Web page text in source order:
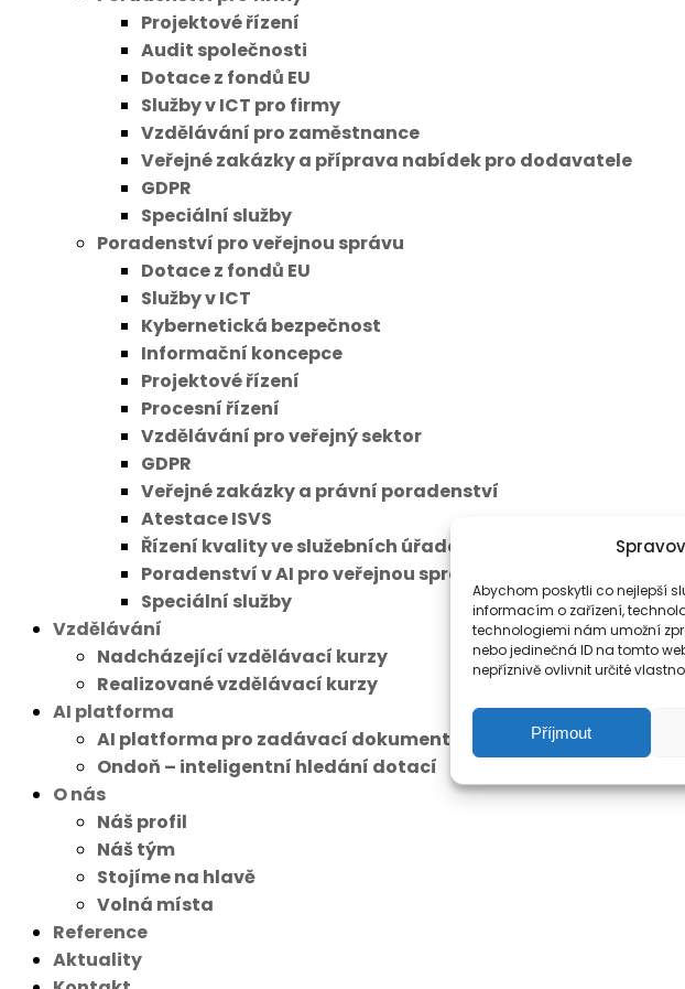
Abychom poskytli co nejlepší
informacím o zařízení,
technologiemi nám umožní
nebo jedinečná ID na tomto
nepříznivě ovlivnit určité
Příjmout
Projektové řízení
Audit společnosti
Dotace z fondů EU
Služby v ICT pro firmy
Vzdělávání pro zaměstnance
Veřejné zakázky a příprava nabídek pro dodavatele
GDPR
Speciální služby
Poradenství pro veřejnou správu
Dotace z fondů EU
Služby v ICT
Kybernetická bezpečnost
Informační koncepce
Projektové řízení
Procesní řízení
Vzdělávání pro veřejný sektor
GDPR
Veřejné zakázky a právní poradenství
Atestace ISVS
Řízení kvality ve služebních úřadech
Poradenství v AI pro veřejnou správu
Speciální služby
Vzdělávání
Nadcházející vzdělávací kurzy
Realizované vzdělávací kurzy
AI platforma
AI platforma pro zadávací dokumentace
Ondoň – inteligentní hledání dotací
O nás
Náš profil
Náš tým
Stojíme na hlavě
Volná místa
Reference
Aktuality